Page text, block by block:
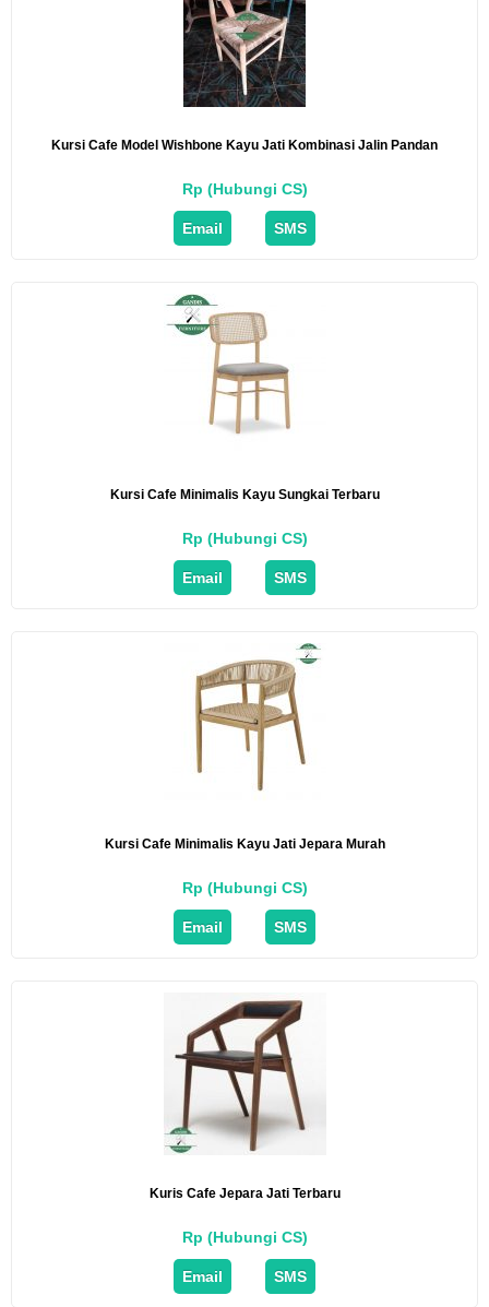
Kursi Cafe Model Wishbone Kayu Jati Kombinasi Jalin Pandan
Rp (Hubungi CS)
Email SMS
Kursi Cafe Minimalis Kayu Sungkai Terbaru
Rp (Hubungi CS)
Email SMS
Kursi Cafe Minimalis Kayu Jati Jepara Murah
Rp (Hubungi CS)
Email SMS
Kuris Cafe Jepara Jati Terbaru
Rp (Hubungi CS)
Email SMS